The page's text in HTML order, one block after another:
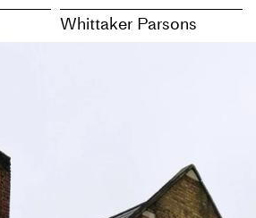
Whittaker Parsons